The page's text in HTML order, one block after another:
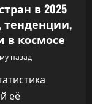
в 2025
тенденции,
в космосе
назад
её